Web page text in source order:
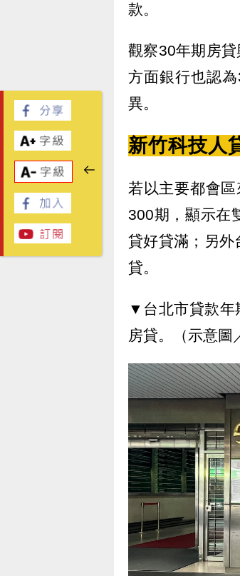
款。
觀察30年期房
方面銀行也認
異。
新竹科技人
若以主要都會
300期，顯示在
貸好貸滿；另外
貸。
▼台北市貸款年
房貸。（示意圖